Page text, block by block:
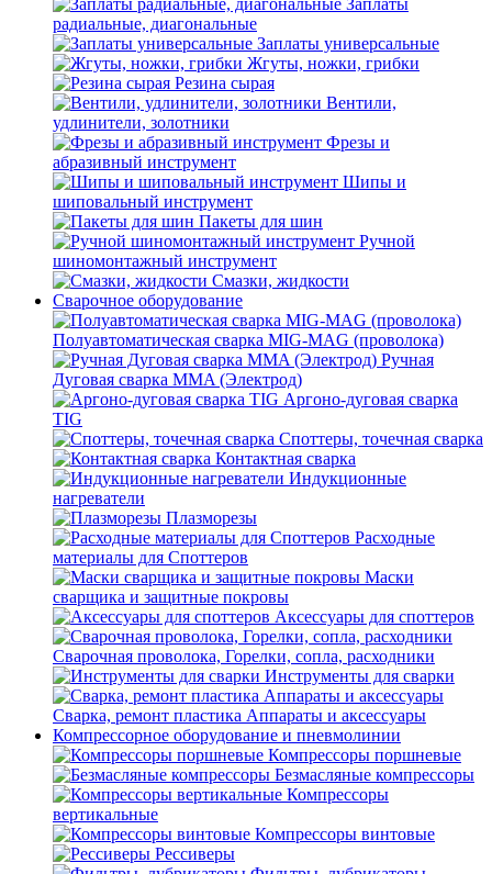
Заплаты
радиальные, диагональные
Заплаты универсальные
Жгуты, ножки, грибки
Резина сырая
Вентили,
удлинители, золотники
Фрезы и
абразивный инструмент
Шипы и
шиповальный инструмент
Пакеты для шин
Ручной
шиномонтажный инструмент
Смазки, жидкости
Сварочное оборудование
Полуавтоматическая сварка MIG-MAG (проволока)
Ручная
Дуговая сварка MMA (Электрод)
Аргоно-дуговая сварка
TIG
Споттеры, точечная сварка
Контактная сварка
Индукционные
нагреватели
Плазморезы
Расходные
материалы для Споттеров
Маски
сварщика и защитные покровы
Аксессуары для споттеров
Сварочная проволока, Горелки, сопла, расходники
Инструменты для сварки
Сварка, ремонт пластика Аппараты и аксессуары
Компрессорное оборудование и пневмолинии
Компрессоры поршневые
Безмасляные компрессоры
Компрессоры
вертикальные
Компрессоры винтовые
Рессиверы